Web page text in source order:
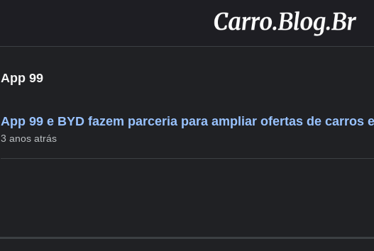
App 99
App 99 e BYD fazem parceria para ampliar ofertas de carros
3 anos atrás